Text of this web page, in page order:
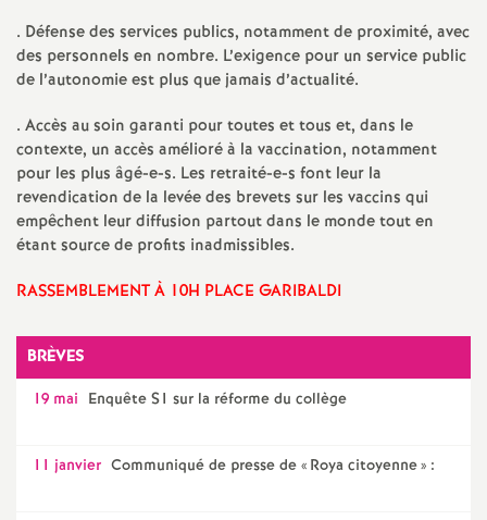
e
i
g
n
m
e
n
. Défense des services publics, notamment de proximité, avec
des personnels en nombre. L’exigence pour un service public
de l’autonomie est plus que jamais d’actualité.
. Accès au soin garanti pour toutes et tous et, dans le
contexte, un accès amélioré à la vaccination, notamment
pour les plus âgé-e-s. Les retraité-e-s font leur la
revendication de la levée des brevets sur les vaccins qui
empêchent leur diffusion partout dans le monde tout en
étant source de profits inadmissibles.
RASSEMBLEMENT À 10H PLACE GARIBALDI
BRÈVES
19 mai Enquête S1 sur la réforme du collège
11 janvier Communiqué de presse de « Roya citoyenne» :